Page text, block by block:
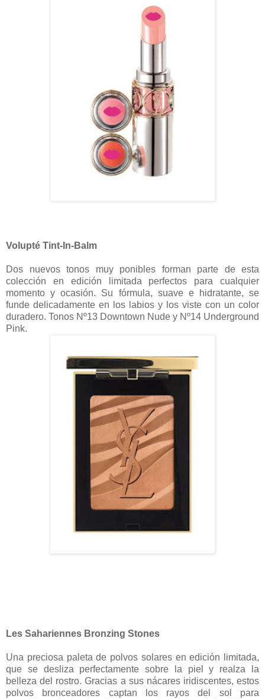
Volupté Tint-In-Balm
Dos nuevos tonos muy ponibles forman parte de esta
colección en edición limitada perfectos para cualquier
momento y ocasión. Su fórmula, suave e hidratante, se
funde delicadamente en los labios y los viste con un color
duradero. Tonos Nº13 Downtown Nude y Nº14 Underground
Pink.
Les Sahariennes Bronzing Stones
Una preciosa paleta de polvos solares en edición limitada,
que se desliza perfectamente sobre la piel y realza la
belleza del rostro. Gracias a sus nácares iridiscentes, estos
polvos bronceadores captan los rayos del sol para